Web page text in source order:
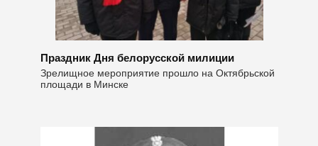
Праздник Дня белорусской милиции
Зрелищное мероприятие прошло на Октябрьской
площади в Минске